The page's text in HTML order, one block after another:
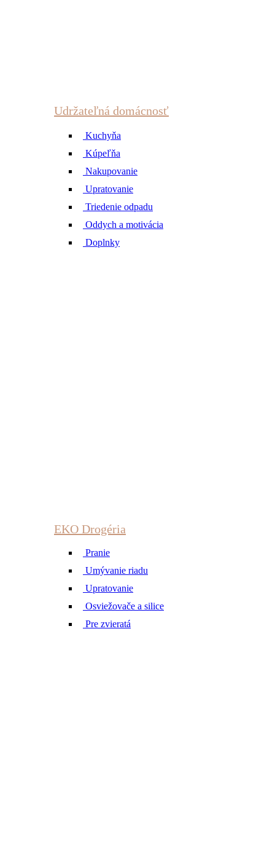
Udržateľná domácnosť
Kuchyňa
Kúpeľňa
Nakupovanie
Upratovanie
Triedenie odpadu
Oddych a motivácia
Doplnky
EKO Drogéria
Pranie
Umývanie riadu
Upratovanie
Osviežovače a silice
Pre zvieratá